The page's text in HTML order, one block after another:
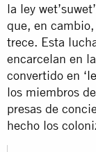
la ley
que, en
trece. Esta
encarcelan en
convertido en
los miembros
presas de
hecho los